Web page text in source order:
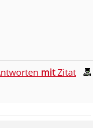
mitZitat